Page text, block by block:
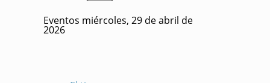
Eventos miércoles, 29 de abril de
2026